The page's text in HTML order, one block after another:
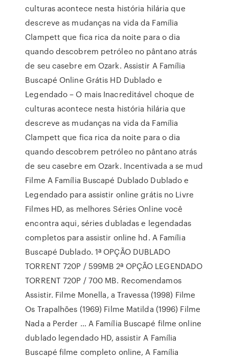
culturas acontece nesta história hilária que
descreve as mudanças na vida da Família
Clampett que fica rica da noite para o dia
quando descobrem petróleo no pântano atrás
de seu casebre em Ozark. Assistir A Família
Buscapé Online Grátis HD Dublado e
Legendado – O mais Inacreditável choque de
culturas acontece nesta história hilária que
descreve as mudanças na vida da Família
Clampett que fica rica da noite para o dia
quando descobrem petróleo no pântano atrás
de seu casebre em Ozark. Incentivada a se mud
Filme A Família Buscapé Dublado Dublado e
Legendado para assistir online grátis no Livre
Filmes HD, as melhores Séries Online você
encontra aqui, séries dubladas e legendadas
completos para assistir online hd. A Família
Buscapé Dublado. 1ª OPÇÃO DUBLADO
TORRENT 720P / 599MB 2ª OPÇÃO LEGENDADO
TORRENT 720P / 700 MB. Recomendamos
Assistir. Filme Monella, a Travessa (1998) Filme
Os Trapalhões (1969) Filme Matilda (1996) Filme
Nada a Perder … A Família Buscapé filme online
dublado legendado HD, assistir A Família
Buscapé filme completo online, A Família